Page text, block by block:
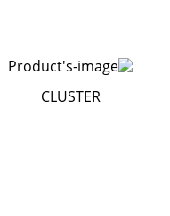
CLUSTER